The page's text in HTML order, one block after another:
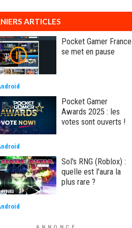
ARTICLES
Pocket Gamer France
se met en pause
Pocket Gamer
Awards 2025 : les
votes sont ouverts !
Sol's RNG (Roblox) :
quelle est l'aura la
plus rare ?